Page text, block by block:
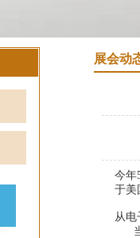
展会动
今年
于美
从